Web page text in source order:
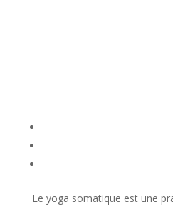
Le yoga somatique est une